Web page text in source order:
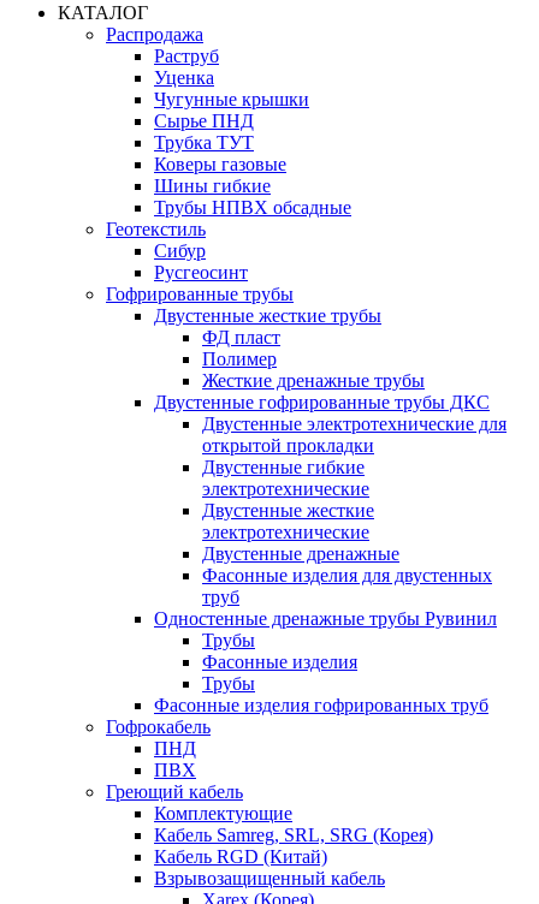
КАТАЛОГ
Распродажа
Раструб
Уценка
Чугунные крышки
Сырье ПНД
Трубка ТУТ
Коверы газовые
Шины гибкие
Трубы НПВХ обсадные
Геотекстиль
Сибур
Русгеосинт
Гофрированные трубы
Двустенные жесткие трубы
ФД пласт
Полимер
Жесткие дренажные трубы
Двустенные гофрированные трубы ДКС
Двустенные электротехнические для
открытой прокладки
Двустенные гибкие
электротехнические
Двустенные жесткие
электротехнические
Двустенные дренажные
Фасонные изделия для двустенных
труб
Одностенные дренажные трубы Рувинил
Трубы
Фасонные изделия
Трубы
Фасонные изделия гофрированных труб
Гофрокабель
ПНД
ПВХ
Греющий кабель
Комплектующие
Кабель Samreg, SRL, SRG (Корея)
Кабель RGD (Китай)
Взрывозащищенный кабель
Xarex (Корея)